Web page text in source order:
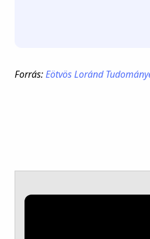
Forrás:Eötvös Loránd